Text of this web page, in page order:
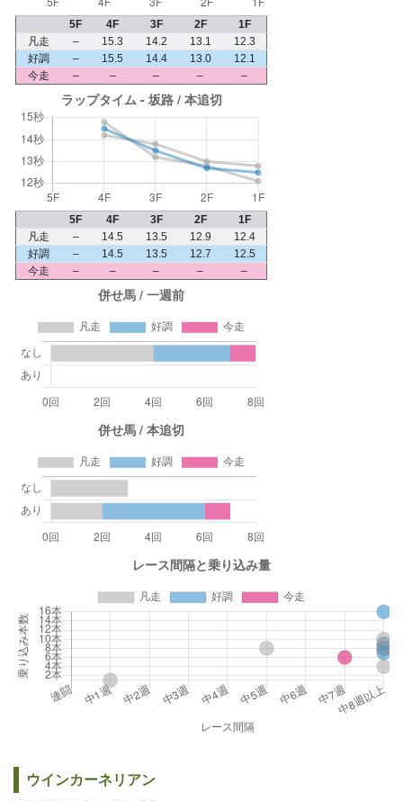
5F 4F 3F 2F
1F
凡走
– 15.3 14.2 13.1
12.3
好調
– 15.5 14.4 13.0
12.1
今走
– – – – –
5F 4F 3F 2F
1F
凡走
– 14.5 13.5 12.9
12.4
好調
– 14.5 13.5 12.7
12.5
今走
– – – – –
ウインカーネリアン